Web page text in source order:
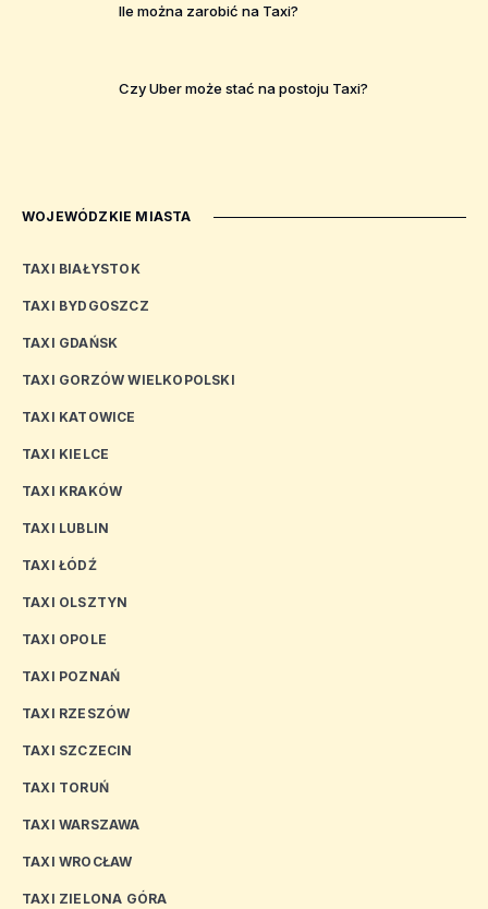
Ile można zarobić na Taxi?
Czy Uber może stać na postoju Taxi?
WOJEWÓDZKIE MIASTA
TAXI BIAŁYSTOK
TAXI BYDGOSZCZ
TAXI GDAŃSK
TAXI GORZÓW WIELKOPOLSKI
TAXI KATOWICE
TAXI KIELCE
TAXI KRAKÓW
TAXI LUBLIN
TAXI ŁÓDŹ
TAXI OLSZTYN
TAXI OPOLE
TAXI POZNAŃ
TAXI RZESZÓW
TAXI SZCZECIN
TAXI TORUŃ
TAXI WARSZAWA
TAXI WROCŁAW
TAXI ZIELONA GÓRA